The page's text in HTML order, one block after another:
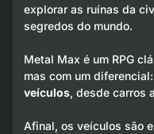
explorar as ruínas da
segredos do mundo.
Metal Max é um RPG
mas com um diferencial:
veículos, desde carros
Afinal, os veículos são